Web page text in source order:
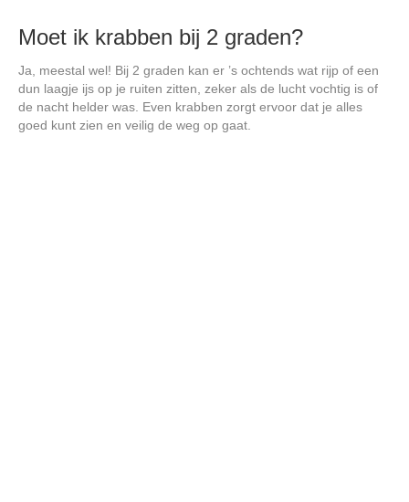
Moet ik krabben bij 2 graden?
Ja, meestal wel! Bij 2 graden kan er ’s ochtends wat rijp of een
dun laagje ijs op je ruiten zitten, zeker als de lucht vochtig is of
de nacht helder was. Even krabben zorgt ervoor dat je alles
goed kunt zien en veilig de weg op gaat.